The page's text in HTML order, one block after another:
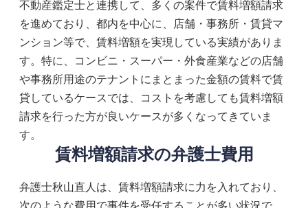
不動産鑑定士と連携して、多くの案件で賃料増額請求
を進めており、都内を中心に、店舗・事務所・賃貸マ
ンション等で、賃料増額を実現している実績がありま
す。特に、コンビニ・スーパー・外食産業などの店舗
や事務所用途のテナントにまとまった金額の賃料で賃
貸しているケースでは、コストを考慮しても賃料増額
請求を行った方が良いケースが多くなってきていま
す。
賃料増額請求の弁護士費用
弁護士秋山直人は、賃料増額請求に力を入れており、
次のような費用で事件を受任することが多い状況で